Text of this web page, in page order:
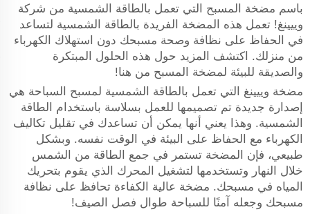
باسم مضخة المسبح التي تعمل بالطاقة الشمسية من شركة
وييينغ! تعمل هذه المضخة الفريدة بالطاقة الشمسية لتساعد
في الحفاظ على نظافة وصحة مسبحك دون استهلاك الكهرباء
من منزلك. اكتشف المزيد حول هذه الحلول المبتكرة
والصديقة للبيئة لمضخة المسبح من هنا!
مضخة وييينغ التي تعمل بالطاقة الشمسية لمسبح السباحة هي
إصدارة جديدة تم تصميمها للعمل بسلاسة باستخدام الطاقة
الشمسية. وهذا يعني أنها يمكن أن تساعدك في تقليل تكاليف
الكهرباء مع الحفاظ على البيئة في الوقت نفسه. وبشكل
طبيعي، فإن المضخة تستمر في جمع الطاقة من الشمس
خلال النهار وتستخدمها لتشغيل المحرك الذي يقوم بتحريك
المياه في مسبحك. مضخة عالية الكفاءة تحافظ على نظافة
مسبحك وجعله آمنًا للسباحة طوال فصل الصيف!